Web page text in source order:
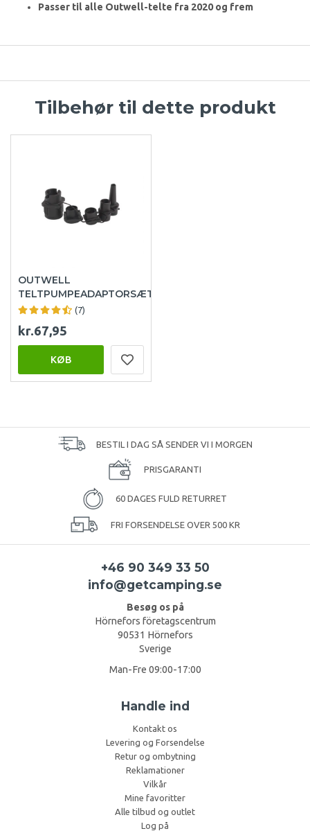
Passer til alle Outwell-telte fra 2020 og frem
Tilbehør til dette produkt
OUTWELL
TELTPUMPEADAPTORSÆT
(7)
kr.67,95
KØB
BESTIL I DAG SÅ SENDER VI I MORGEN
PRISGARANTI
60 DAGES FULD RETURRET
FRI FORSENDELSE OVER 500 KR
+46 90 349 33 50
info@getcamping.se
Besøg os på
Hörnefors företagscentrum
90531 Hörnefors
Sverige
Man-Fre 09:00-17:00
Handle ind
Kontakt os
Levering og Forsendelse
Retur og ombytning
Reklamationer
Vilkår
Mine favoritter
Alle tilbud og outlet
Log på